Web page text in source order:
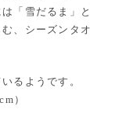
「雪だるま」と
、シーズンタオ
るようです。
）